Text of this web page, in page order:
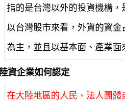
指的是台灣以外的投資機構，
以台灣股市來看，外資的資
為主，並且以基本面、產業
陸資企業如何認定
在大陸地區的人民、法人團體